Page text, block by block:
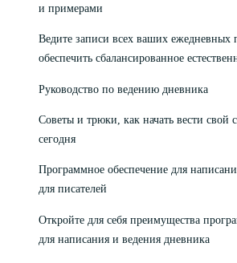
и примерами
Ведите записи всех ваших
обеспечить сбалансированное
Руководство по ведению дневника
Советы и трюки, как начать вести свой
сегодня
Программное обеспечение для
для писателей
Откройте для себя преимущества
для написания и ведения дневника